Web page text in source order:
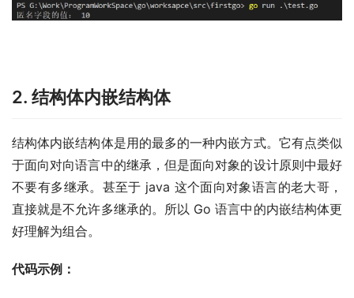
2. 结构体内嵌结构体
结构体内嵌结构体是用的最多的一种内嵌方式。它有点类似
于面向对向语言中的继承，但是面向对象的设计原则中最好
不要有多继承。甚至于 java 这个面向对象语言的老大哥，
直接就是不允许多继承的。所以 Go 语言中的内嵌结构体更
好理解为组合。
代码示例：